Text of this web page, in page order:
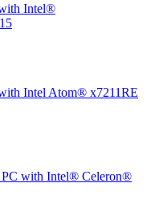
Intel®
Intel Atom® x7211RE
PC with Intel® Celeron®